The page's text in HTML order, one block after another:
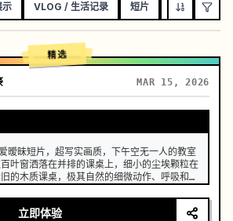
示 VLOG / 生活记录 短片 音乐视频
精选
MAR 15, 2026
暧昧短片，超写实画质，下午空无一人的教室
叶窗洒落在并排的课桌上，细小的尘埃颗粒在
的木质课桌，极其自然的细微动作、呼吸和眼
实的胸部轻微起伏与呼吸同步，浅景深，奶油般
胶片颗粒，8K 锐利，日系青春克制的心动窒息
立即体验